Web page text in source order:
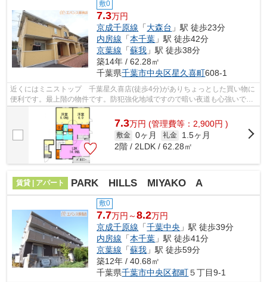
敷0
7.3万円
京成千原線 「大森台 」駅 徒歩23分
内房線 「本千葉 」駅 徒歩42分
京葉線 「蘇我 」駅 徒歩38分
築14年 / 62.28㎡
千葉県千葉市中央区星久喜町608-1
近くにはミニストップ 千葉星久喜店(徒歩4分)がありちょっとした買い物に
便利です。最上階の物件です。防犯強化地域ですので暗い夜道も心強いです
ね。「エクセランA」のここがイチオ...
7.3万円 (管理費等：2,900円 )
敷金 0ヶ月 礼金
1.5ヶ月
2階 / 2LDK / 62.28㎡
賃貸 | アパート PARK HILLS MIYAKO A
敷0
7.7万円～8.2万円
京成千原線 「千葉中央 」駅 徒歩39分
内房線 「本千葉 」駅 徒歩41分
京葉線 「蘇我 」駅 徒歩59分
築12年 / 40.68㎡
千葉県千葉市中央区都町５丁目9-1